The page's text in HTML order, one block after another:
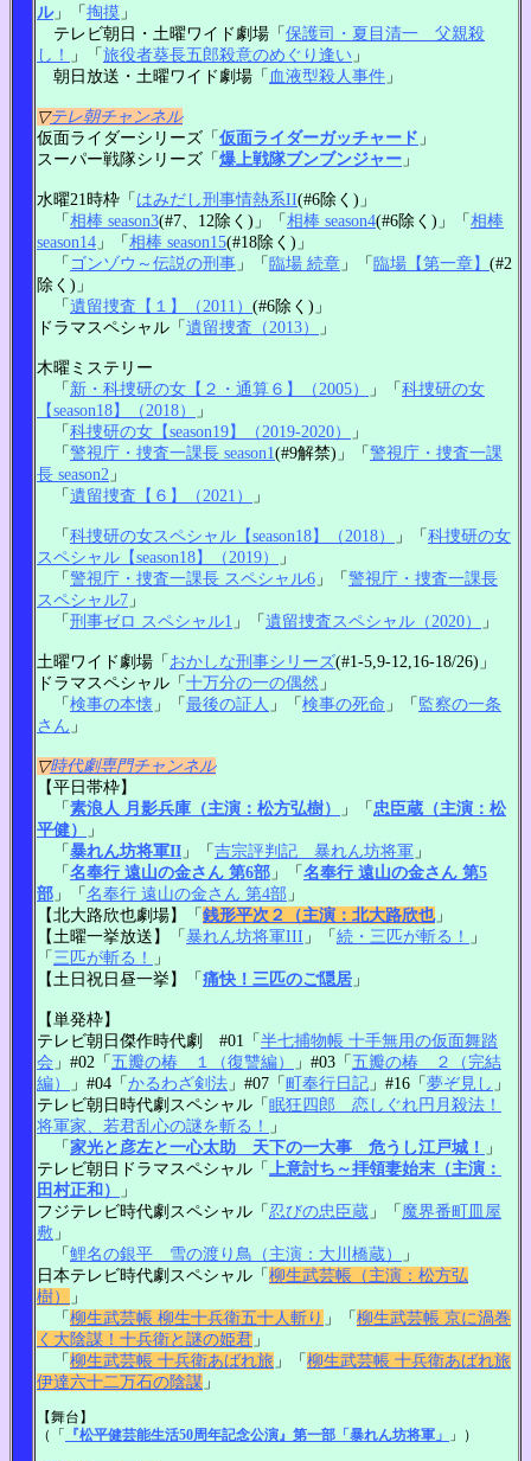
ル」「掏摸 」
テレビ朝日・土曜ワイド劇場「保護司・夏目清一 父親殺
し！
」「旅役者葵長五郎殺意のめぐり逢い 」
朝日放送・土曜ワイド劇場「 血液型殺人事件 」
▽テレ朝チャンネル
仮面ライダーシリーズ「仮面ライダーガッチャード 」
スーパー戦隊シリーズ「爆上戦隊ブンブンジャー 」
水曜21時枠「 はみだし刑事情熱系II(#6除く)」
「相棒 season3(#7、12除く)」「相棒 season4(#6除く)」「相棒
season14 」「相棒 season15(#18除く)」
「 ゴンゾウ～伝説の刑事 」「臨場 続章 」「臨場【第一章】 (#2
除く)」
「遺留捜査【１】（2011） (#6除く)」
ドラマスペシャル「遺留捜査（2013） 」
木曜ミステリー
「 新・科捜研の女【２・通算６】（2005） 」「科捜研の女
【season18】（2018）
」
「科捜研の女【season19】（2019-2020）
」
「警視庁・捜査一課長 season1(#9解禁)」「警視庁・捜査一課
長 season2 」
「遺留捜査【６】（2021） 」
「科捜研の女スペシャル【season18】（2018） 」「科捜研の女
スペシャル【season18】（2019）
」
「警視庁・捜査一課長 スペシャル6 」「警視庁・捜査一課長
スペシャル7 」
「刑事ゼロ スペシャル1 」「遺留捜査スペシャル（2020） 」
土曜ワイド劇場「 おかしな刑事シリーズ(#1-5,9-12,16-18/26)」
ドラマスペシャル「十万分の一の偶然 」
「検事の本懐 」「最後の証人 」「検事の死命 」「 監察の一条
さん 」
▽時代劇専門チャンネル
【平日帯枠】
「素浪人 月影兵庫（主演：松方弘樹） 」「 忠臣蔵（主演：松
平健）
」
「暴れん坊将軍II 」「吉宗評判記 暴れん坊将軍 」
「名奉行 遠山の金さん 第6部 」「名奉行 遠山の金さん 第5
部 」「名奉行 遠山の金さん 第4部 」
【北大路欣也劇場】「銭形平次２（主演：北大路欣也」
【土曜一挙放送】「暴れん坊将軍III 」「続・三匹が斬る！
」
「 三匹が斬る！
」
【土日祝日昼一挙】「痛快！三匹のご隠居 」
【単発枠】
テレビ朝日傑作時代劇 #01「半七捕物帳 十手無用の仮面舞踏
会 」#02「 五瓣の椿 １（復讐編） 」#03「 五瓣の椿 ２（完結
編）
」#04「かるわざ剣法 」#07「町奉行日記 」#16「夢ぞ見し 」
テレビ朝日時代劇スペシャル「眠狂四郎 恋しぐれ円月殺法！
将軍家、若君乱心の謎を斬る！
」
「家光と彦左と一心太助 天下の一大事 危うし江戸城！
」
テレビ朝日ドラマスペシャル「
上意討ち～拝領妻始末（主演：
田村正和）
」
フジテレビ時代劇スペシャル「 忍びの忠臣蔵 」「 魔界番町皿屋
敷 」
「鯉名の銀平 雪の渡り鳥（主演：大川橋蔵）
」
日本テレビ時代劇スペシャル「柳生武芸帳（主演：松方弘
樹）
」
「柳生武芸帳 柳生十兵衛五十人斬り 」「柳生武芸帳 京に渦巻
く大陰謀！十兵衛と謎の姫君 」
「柳生武芸帳 十兵衛あばれ旅 」「柳生武芸帳 十兵衛あばれ旅
伊達六十二万石の陰謀 」
【舞台】
（「
『松平健芸能生活50周年記念公演』第一部「暴れん坊将軍」 」）